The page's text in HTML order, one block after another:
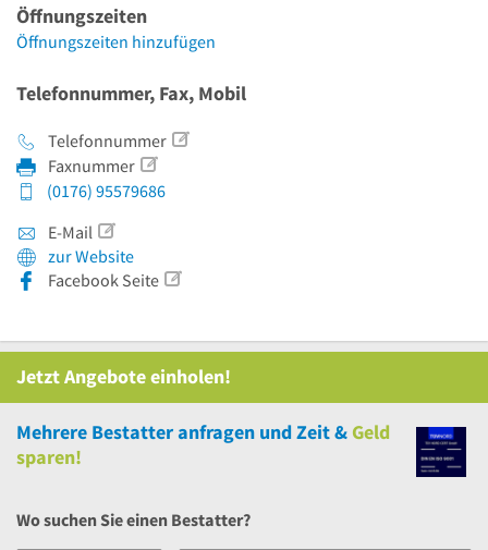
Öffnungszeiten
Öffnungszeiten hinzufügen
Telefonnummer, Fax, Mobil
Telefonnummer
Faxnummer
(0176) 95579686
E-Mail
zur Website
Facebook Seite
Jetzt Angebote einholen!
Mehrere Bestatter anfragen und Zeit &Geld
sparen!
Wo suchen Sie einen Bestatter?